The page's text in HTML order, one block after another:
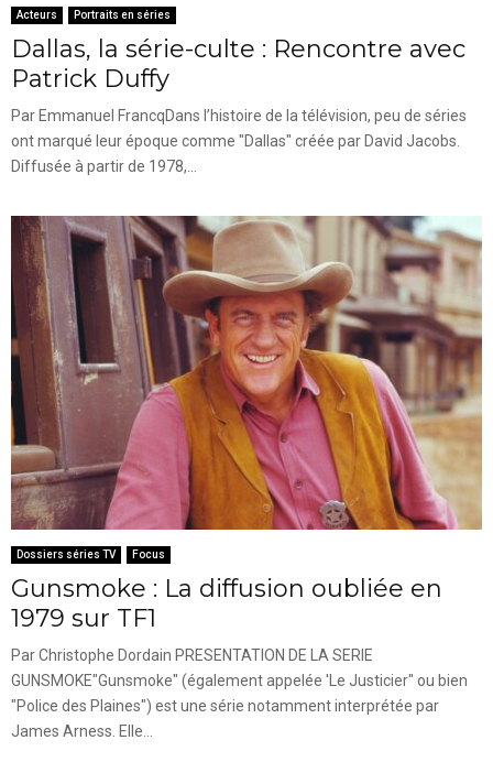
Acteurs Portraits en séries
Dallas, la série-culte : Rencontre avec
Patrick Duffy
Par Emmanuel FrancqDans l’histoire de la télévision, peu de séries
ont marqué leur époque comme "Dallas" créée par David Jacobs.
Diffusée à partir de 1978,...
Dossiers séries TV Focus
Gunsmoke : La diffusion oubliée en
1979 sur TF1
Par Christophe Dordain PRESENTATION DE LA SERIE
GUNSMOKE"Gunsmoke" (également appelée 'Le Justicier" ou bien
"Police des Plaines") est une série notamment interprétée par
James Arness. Elle...